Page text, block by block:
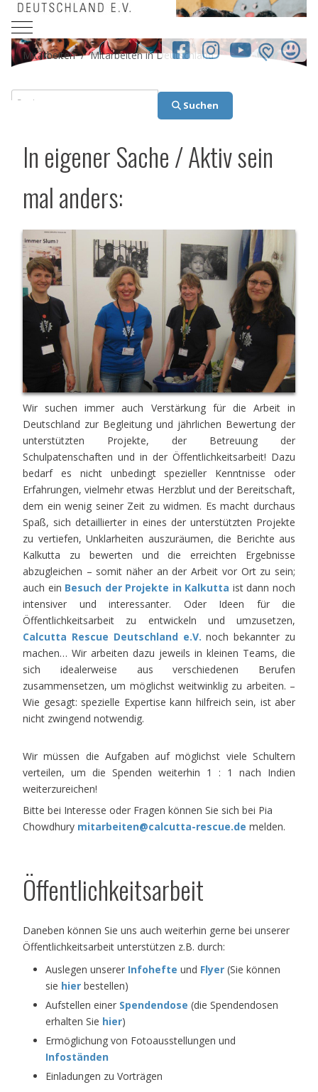
Mobile Menu Toggle
Mitarbeiten Mitarbeiten in Deutschland
Suchen
Suchen
In eigener Sache / Aktiv sein
mal anders:
Wir suchen immer auch Verstärkung für die Arbeit in
Deutschland zur Begleitung und jährlichen Bewertung der
unterstützten Projekte, der Betreuung der
Schulpatenschaften und in der Öffentlichkeitsarbeit! Dazu
bedarf es nicht unbedingt spezieller Kenntnisse oder
Erfahrungen, vielmehr etwas Herzblut und der Bereitschaft,
dem ein wenig seiner Zeit zu widmen. Es macht durchaus
Spaß, sich detaillierter in eines der unterstützten Projekte
zu vertiefen, Unklarheiten auszuräumen, die Berichte aus
Kalkutta zu bewerten und die erreichten Ergebnisse
abzugleichen – somit näher an der Arbeit vor Ort zu sein;
auch ein Besuch der Projekte in Kalkutta ist dann noch
intensiver und interessanter. Oder Ideen für die
Öffentlichkeitsarbeit zu entwickeln und umzusetzen,
Calcutta Rescue Deutschland e.V. noch bekannter zu
machen… Wir arbeiten dazu jeweils in kleinen Teams, die
sich idealerweise aus verschiedenen Berufen
zusammensetzen, um möglichst weitwinklig zu arbeiten. –
Wie gesagt: spezielle Expertise kann hilfreich sein, ist aber
nicht zwingend notwendig.
Wir müssen die Aufgaben auf möglichst viele Schultern
verteilen, um die Spenden weiterhin 1 : 1 nach Indien
weiterzureichen!
Bitte bei Interesse oder Fragen können Sie sich bei Pia
Chowdhury mitarbeiten@calcutta-rescue.de melden.
Öffentlichkeitsarbeit
Daneben können Sie uns auch weiterhin gerne bei unserer
Öffentlichkeitsarbeit unterstützen z.B. durch:
Auslegen unserer Infohefte und Flyer (Sie können
sie hier bestellen)
Aufstellen einer Spendendose (die Spendendosen
erhalten Sie hier)
Ermöglichung von Fotoausstellungen und
Infoständen
Einladungen zu Vorträgen